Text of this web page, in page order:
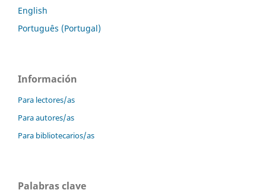
English
Português (Portugal)
Información
Para lectores/as
Para autores/as
Para bibliotecarios/as
Palabras clave